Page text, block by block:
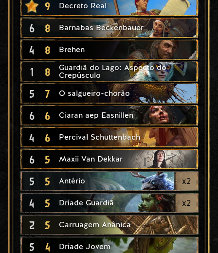
9 Decreto Real
6 8 Barnabas Beckenbauer
4 8 Brehen
1 8
Guardiã do Lago: Aspecto do
Crepúsculo
5 7 O salgueiro-chorão
6 6 Ciaran aep Easnillen
4 6 Percival Schuttenbach
6 5 Maxii Van Dekkar
5 5 Antério x2
4 5 Dríade Guardiã x2
2 5 Carruagem Anânica
5 4 Dríade Jovem